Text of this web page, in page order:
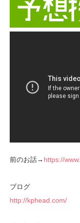
前のお話→ https://
ブログ
http://kphead.com/